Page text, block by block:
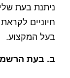
ניתנת בעת
חיוניים
בעל המקצוע.
ב. בעת